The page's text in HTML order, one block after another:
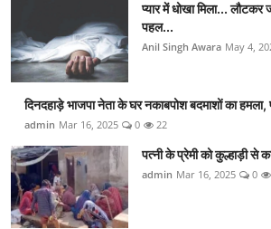
प्यार में धोखा मिला...
पहल...
Anil Singh Awara May 4,
दिनदहाड़े भाजपा नेता के घर नकाबपोश बदमाशों का हमला,
admin Mar 16, 2025 0 22
पत्नी के प्रेमी को कुल्हाड़ी से
admin Mar 16, 2025 0